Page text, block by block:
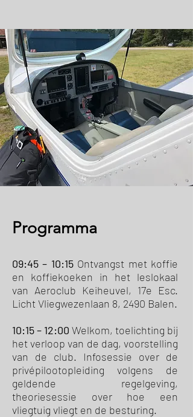
Programma
09:45 – 10:15 Ontvangst met koffie
en koffiekoeken in het leslokaal
van Aeroclub Keiheuvel, 17e Esc.
Licht Vliegwezenlaan 8, 2490 Balen.
10:15 – 12:00 Welkom, toelichting bij
het verloop van de dag, voorstelling
van de club. Infosessie over de
privépilootopleiding volgens de
geldende regelgeving,
theoriesessie over hoe een
vliegtuig vliegt en de besturing.